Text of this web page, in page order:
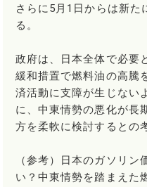
さらに5月1日からは新た
る。
政府は、日本全体で必要
緩和措置で燃料油の高騰
済活動に支障が生じない
に、中東情勢の悪化が長
方を柔軟に検討するとの
（参考）日本のガソリ
い？中東情勢を踏まえた